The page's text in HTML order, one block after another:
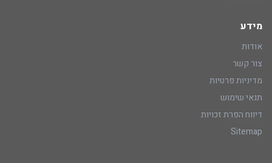
מידע
אודות
צור קשר
מדיניות פרטיות
תנאי שימוש
דיווח הפרת זכויות
Sitemap